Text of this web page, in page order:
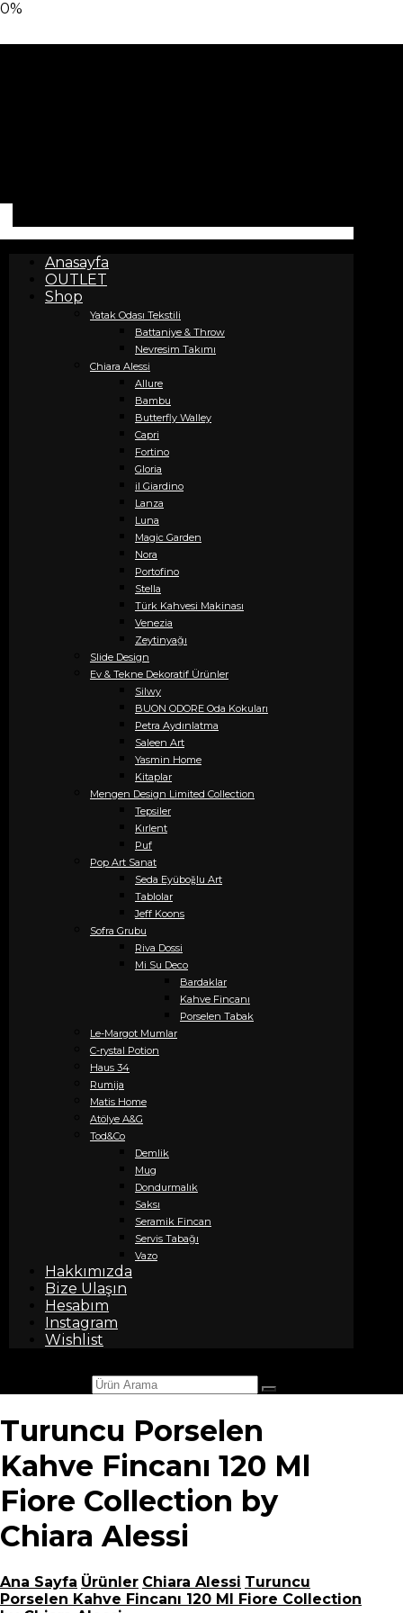
0%
Anasayfa
OUTLET
Shop
Yatak Odası Tekstili
Battaniye & Throw
Nevresim Takımı
Chiara Alessi
Allure
Bambu
Butterfly Walley
Capri
Fortino
Gloria
il Giardino
Lanza
Luna
Magic Garden
Nora
Portofino
Stella
Türk Kahvesi Makinası
Venezia
Zeytinyağı
Slide Design
Ev & Tekne Dekoratif Ürünler
Silwy
BUON ODORE Oda Kokuları
Petra Aydınlatma
Saleen Art
Yasmin Home
Kitaplar
Mengen Design Limited Collection
Tepsiler
Kırlent
Puf
Pop Art Sanat
Seda Eyüboğlu Art
Tablolar
Jeff Koons
Sofra Grubu
Riva Dossi
Mi Su Deco
Bardaklar
Kahve Fincanı
Porselen Tabak
Le-Margot Mumlar
C-rystal Potion
Haus 34
Rumija
Matis Home
Atölye A&G
Tod&Co
Demlik
Mug
Dondurmalık
Saksı
Seramik Fincan
Servis Tabağı
Vazo
Hakkımızda
Bize Ulaşın
Hesabım
Instagram
Wishlist
Turuncu Porselen
Kahve Fincanı 120 Ml
Fiore Collection by
Chiara Alessi
Ana Sayfa Ürünler Chiara Alessi Turuncu
Porselen Kahve Fincanı 120 Ml Fiore Collection